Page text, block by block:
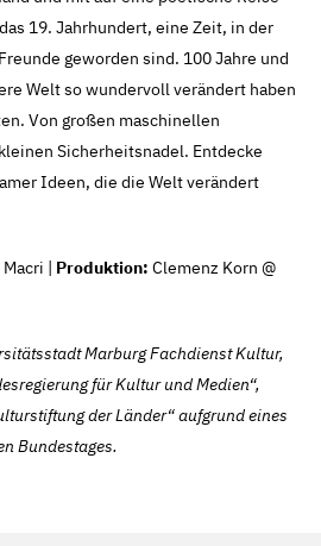
19. Jahrhundert, eine Zeit, in der
geworden sind. 100 Jahre und
Welt so wundervoll verändert haben
Von großen maschinellen
Sicherheitsnadel. Entdecke
Ideen, die die Welt verändert
| Produktion: Clemenz Korn @
Marburg Fachdienst Kultur,
für Kultur und Medien“,
der Länder“ aufgrund eines
Bundestages.